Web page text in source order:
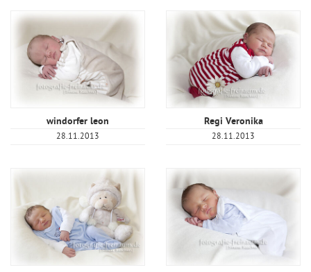
windorfer leon
28.11.2013
Regi Veronika
28.11.2013